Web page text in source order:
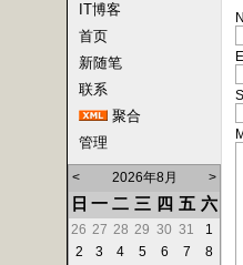
IT博客
首页
新随笔
联系
聚合
管理
< 2026年8月 >
日 一 二 三 四 五 六
26 27 28 29 30 31
1
2
3 4 5 6 7
8